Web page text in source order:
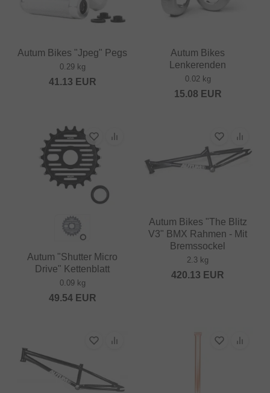
Autum Bikes "Jpeg" Pegs
0.29 kg
41.13 EUR
Autum Bikes
Lenkerenden
0.02 kg
15.08 EUR
Autum "Shutter Micro
Drive" Kettenblatt
0.09 kg
49.54EUR
Autum Bikes "The Blitz
V3" BMX Rahmen - Mit
Bremssockel
2.3 kg
420.13 EUR